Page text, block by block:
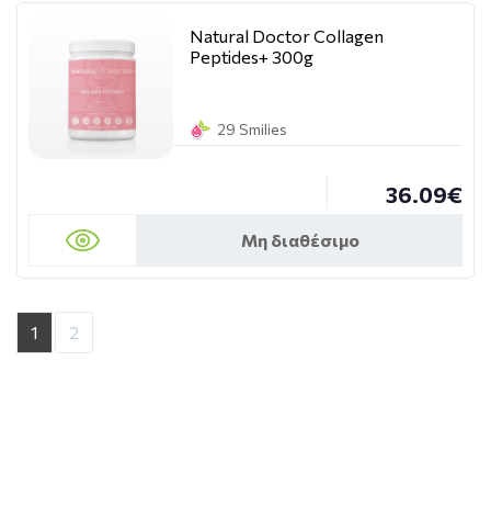
Natural Doctor Collagen
Peptides+ 300g
29 Smilies
36.09€
Μη διαθέσιμο
1 2